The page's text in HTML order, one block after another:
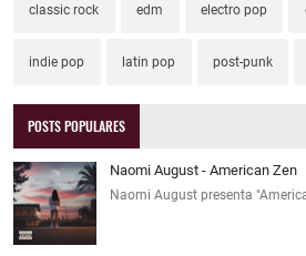
classic rock edm electro pop
indie pop latin pop post-punk
POSTS POPULARES
Naomi August - American Zen
Naomi August presenta